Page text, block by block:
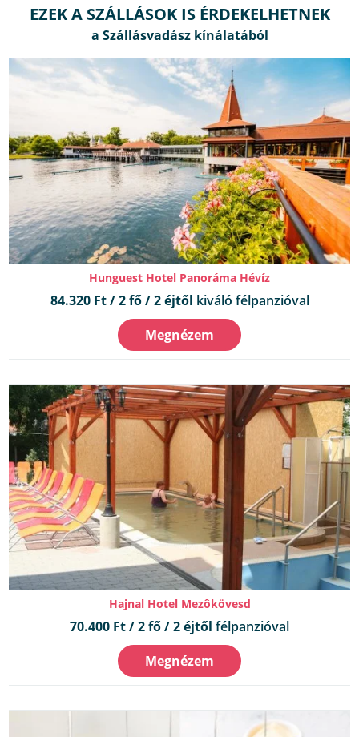
EZEK A SZÁLLÁSOK IS ÉRDEKELHETNEK
Hunguest Hotel Panoráma Hévíz
84.320 Ft / 2 fő / 2 éjtől kiváló félpanzióval
Megnézem
Hajnal Hotel Mezôkövesd
70.400 Ft / 2 fő / 2 éjtől félpanzióval
Megnézem